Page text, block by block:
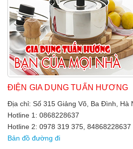
ĐIỆN GIA DỤNG TUẤN HƯƠNG
Địa chỉ: Số 315 Giảng Võ, Ba Đình, Hà
Hotline 1: 0868228637
Hotline 2: 0978 319 375, 84868228637
Bản đồ đường đi